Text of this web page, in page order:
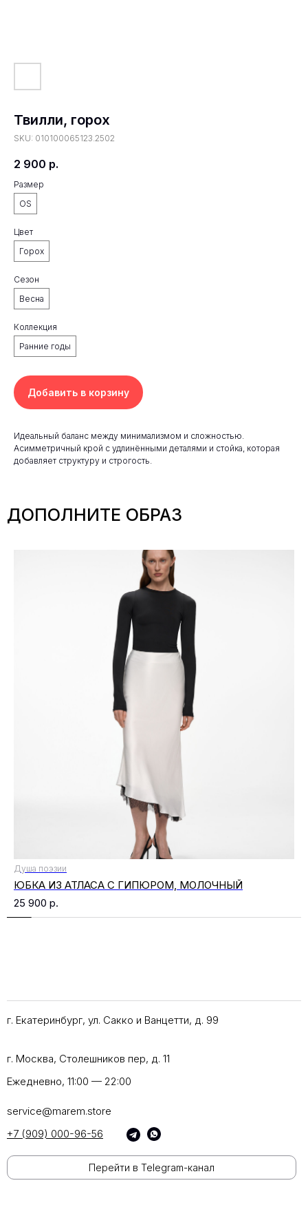
Твилли, горох
SKU: 010100065123.2502
2 900 р.
Размер
OS
Цвет
Горох
Сезон
Весна
Коллекция
Ранние годы
Добавить в корзину
Идеальный баланс между минимализмом и сложностью.
Асимметричный крой с удлинёнными деталями и стойка, которая
добавляет структуру и строгость.
ДОПОЛНИТЕ ОБРАЗ
Душа поэзии
ЮБКА ИЗ АТЛАСА С ГИПЮРОМ, МОЛОЧНЫЙ
25 900 р.
+7 (909) 000-96-56
service@marem.store
Ежедневно, 11:00 — 22:00
г. Екатеринбург, ул. Сакко и Ванцетти, д. 99
г. Москва, Столешников пер, д. 11
Перейти в Telegram-канал